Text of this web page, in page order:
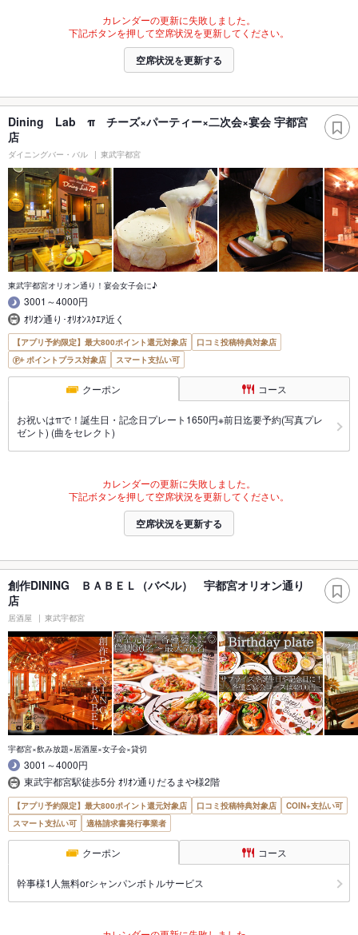
カレンダーの更新に失敗しました。
下記ボタンを押して空席状況を更新してください。
空席状況を更新する
Dining Lab π チーズ×パーティー×二次会×宴会 宇都宮
店
ダイニングバー・バル 東武宇都宮
東武宇都宮オリオン通り！宴会女子会に♪
3001～4000円
ｵﾘｵﾝ通り･ｵﾘｵﾝｽｸｴｱ近く
【アプリ予約限定】最大800ポイント還元対象店
口コミ投稿特典対象店
ポイントプラス対象店
スマート支払い可
クーポン コース
お祝いはπで！誕生日・記念日プレート1650円※前日迄要予約(写真プレ
ゼント) (曲をセレクト)
カレンダーの更新に失敗しました。
下記ボタンを押して空席状況を更新してください。
空席状況を更新する
創作DINING ＢＡＢＥＬ（バベル） 宇都宮オリオン通り
店
居酒屋 東武宇都宮
宇都宮×飲み放題×居酒屋×女子会×貸切
3001～4000円
東武宇都宮駅徒歩5分 ｵﾘｵﾝ通りだるまや様2階
【アプリ予約限定】最大800ポイント還元対象店 口コミ投稿特典対象店
COIN+支払い可
スマート支払い可
適格請求書発行事業者
クーポン コース
幹事様1人無料orシャンパンボトルサービス